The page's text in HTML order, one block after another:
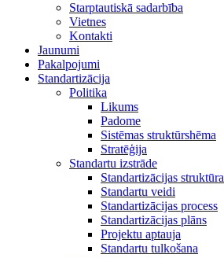
Starptautiskā sadarbība
Vietnes
Kontakti
Jaunumi
Pakalpojumi
Standartizācija
Politika
Likums
Padome
Sistēmas struktūrshēma
Stratēģija
Standartu izstrāde
Standartizācijas struktūra
Standartu veidi
Standartizācijas process
Standartizācijas plāns
Projektu aptauja
Standartu tulkošana